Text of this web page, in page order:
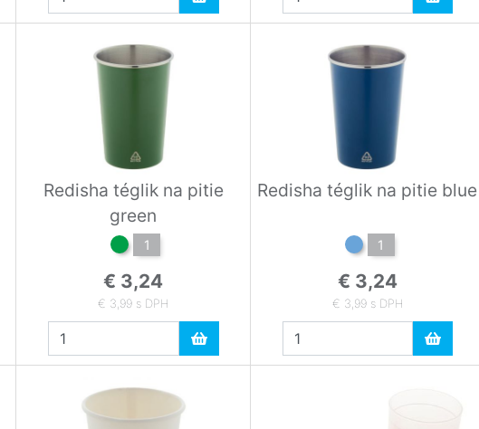
Redisha téglik na pitie
green
1
€ 3,24
€ 3,99 s DPH
Redisha téglik na pitie blue
1
€ 3,24
€ 3,99 s DPH